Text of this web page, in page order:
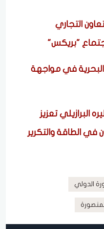
التجاري
"بريكس"
البحرية في مواجهة
البرازيلي تعزيز
في الطاقة والتكرير
الدولي